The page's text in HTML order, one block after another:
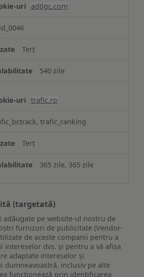
adtlgc.com
Terț
540 zile
trafic.ro
trafic_ranking
Terț
365 zile, 365 zile
(targetată)
adăugate pe website-ul nostru de
furnizori de publicitate (Vendor-
de aceste companii pentru a
intereselor dvs. și pentru a vă afișa
adaptate intereselor și
dumneavoastră, inclusiv pe alte
funcționează prin identificarea